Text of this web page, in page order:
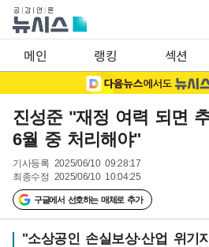
메인 랭킹 섹션
진성준 "재정 여력 되면
6월 중 처리해야"
기사등록 2025/06/10 09:28:17
최종수정 2025/06/10 10:04:25
구글에서 선호하는 매체로 추가
"소상공인 손실보상·산업 위기